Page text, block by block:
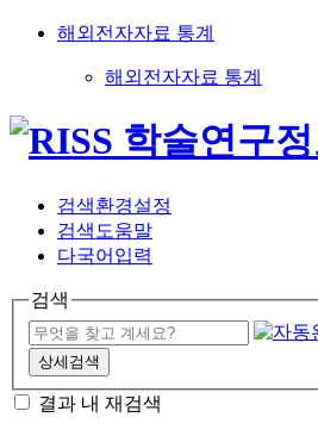
해외전자자료 통계
해외전자자료 통계
검색환경설정
검색도움말
다국어입력
검색
상세검색
결과 내 재검색